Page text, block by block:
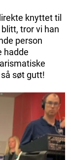
knyttet til
tror vi han
person
hadde
søt gutt!